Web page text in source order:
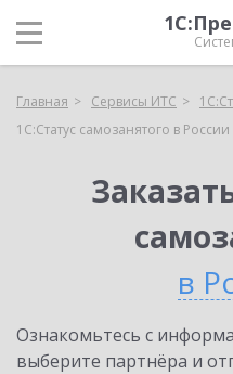
Главная Сервисы ИТС
1С:Статус самозанятого в России
в
Ознакомьтесь с
выберите партнёра и